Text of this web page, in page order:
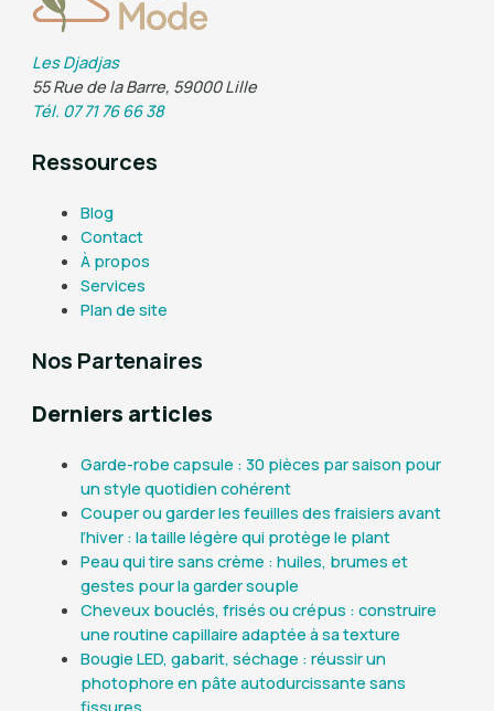
Les Djadjas
55 Rue de la Barre, 59000 Lille
Tél. 07 71 76 66 38
Ressources
Blog
Contact
À propos
Services
Plan de site
Nos Partenaires
Derniers articles
Garde-robe capsule : 30 pièces par saison pour
un style quotidien cohérent
Couper ou garder les feuilles des fraisiers avant
l’hiver : la taille légère qui protège le plant
Peau qui tire sans crème : huiles, brumes et
gestes pour la garder souple
Cheveux bouclés, frisés ou crépus : construire
une routine capillaire adaptée à sa texture
Bougie LED, gabarit, séchage : réussir un
photophore en pâte autodurcissante sans
fissures